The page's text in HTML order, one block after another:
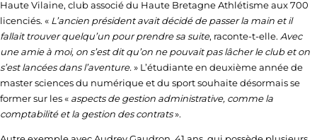
Haute Vilaine, club associé du Haute Bretagne Athlétisme aux 700
licenciés. « L’ancien président avait décidé de passer la main et il
fallait trouver quelqu’un pour prendre sa suite, raconte-t-elle. Avec
une amie à moi, on s’est dit qu’on ne pouvait pas lâcher le club et on
s’est lancées dans l’aventure.» L’étudiante en deuxième année de
master sciences du numérique et du sport souhaite désormais se
former sur les « aspects de gestion administrative, comme la
comptabilité et la gestion des contrats».